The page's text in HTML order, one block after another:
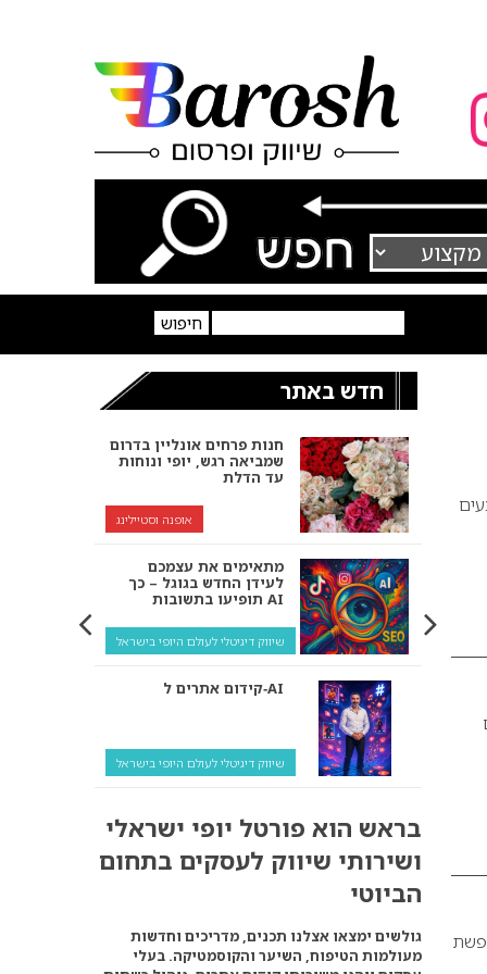
חדש באתר
חנות פרחים אונליין בדרום
שמביאה רגש, יופי ונוחות
עד הדלת
אופנה וסטיילינג
מתאימים את עצמכם
לעידן החדש בגוגל – כך
תופיעו בתשובות AI
שיווק דיגיטלי לעולם היופי בישראל
קידום אתרים ל‑AI
שיווק דיגיטלי לעולם היופי בישראל
ולמה העסק שלך צריך
להתאים את עצמו אליהם?
קידום ל‑AI לעומת קידום
רגיל: איפה הכסף נמצא
באמת?
בראש הוא פורטל יופי ישראלי
ושירותי שיווק לעסקים בתחום
הביוטי
גולשים ימצאו אצלנו תכנים, מדריכים וחדשות
מעולמות הטיפוח, השיער והקוסמטיקה. בעלי